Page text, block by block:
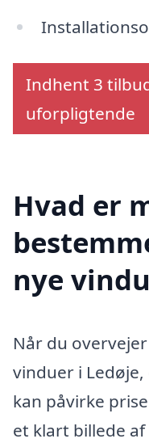
Indhent 3
uforpligtende
Hvad er
nye
Når du
vinduer i
kan påvirke
et klart billede